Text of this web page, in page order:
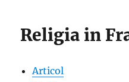
Religia in
Articol